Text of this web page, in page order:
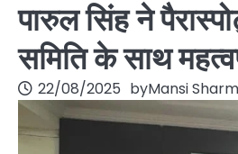
पारुल सिंह ने
समिति के साथ
22/08/2025 byMansi